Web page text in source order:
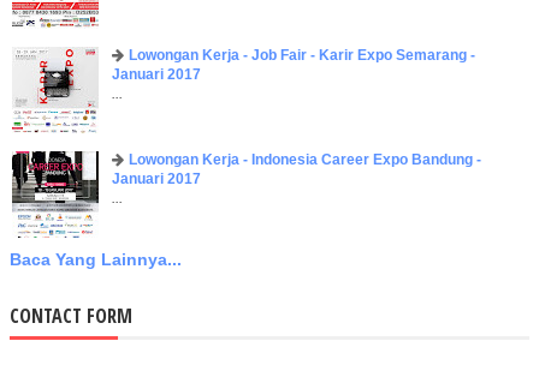
Lowongan Kerja - Job Fair - Karir Expo Semarang -
Januari 2017
...
Lowongan Kerja - Indonesia Career Expo Bandung -
Januari 2017
...
Baca Yang Lainnya...
CONTACT FORM